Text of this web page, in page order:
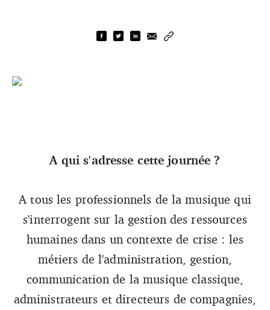
A qui s'adresse cette journée ?
A tous les professionnels de la musique qui
s'interrogent sur la gestion des ressources
humaines dans un contexte de crise : les
métiers de l'administration, gestion,
communication de la musique classique,
administrateurs et directeurs de compagnies,